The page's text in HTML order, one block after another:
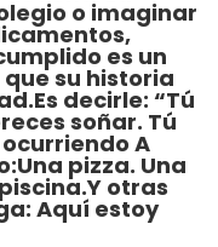
o imaginar
es un
su historia
decirle: “Tú
soñar. Tú
A
pizza. Una
otras
Aquí estoy